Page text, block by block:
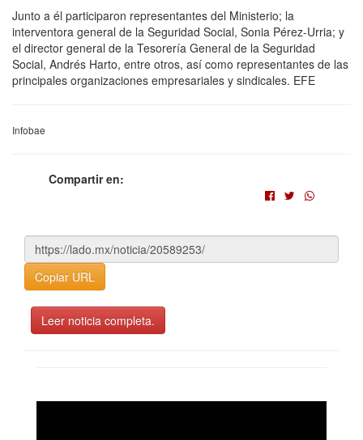
Junto a él participaron representantes del Ministerio; la
interventora general de la Seguridad Social, Sonia Pérez-Urria; y
el director general de la Tesorería General de la Seguridad
Social, Andrés Harto, entre otros, así como representantes de las
principales organizaciones empresariales y sindicales. EFE
Infobae
Compartir en:
Copiar URL
Leer noticia completa.